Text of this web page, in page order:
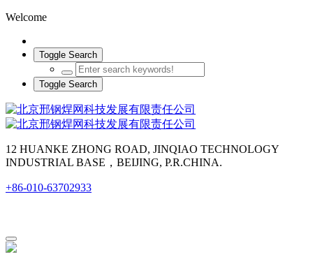
Welcome
Toggle Search
Toggle Search
12 HUANKE ZHONG ROAD, JINQIAO TECHNOLOGY
INDUSTRIAL BASE，BEIJING, P.R.CHINA.
+86-010-63702933